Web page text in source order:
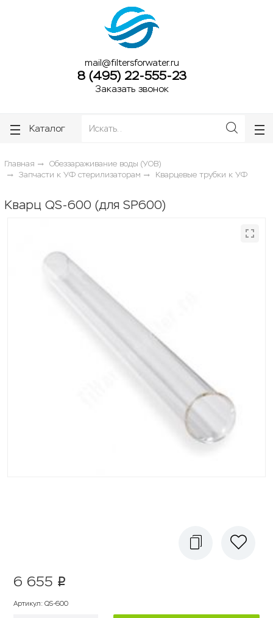
mail@filtersforwater.ru
8 (495) 22-555-23
Заказать звонок
Каталог
Главная
Обеззараживание воды (УОВ)
Запчасти к УФ стерилизаторам
Кварцевые трубки к УФ
Кварц QS-600 (для SP600)
6 655 p
Артикул: QS-600